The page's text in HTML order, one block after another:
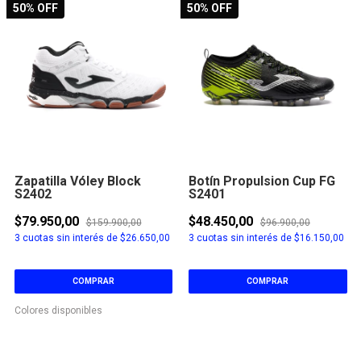
50% OFF
Zapatilla Vóley Block
S2402
$79.950,00
$159.900,00
3 cuotas sin interés de $26.650,00
COMPRAR
Colores disponibles
50% OFF
Botín Propulsion Cup FG
S2401
$48.450,00
$96.900,00
3 cuotas sin interés de $16.150,00
COMPRAR